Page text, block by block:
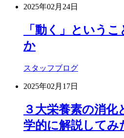
2025年02月24日
「動く」という
か
スタッフブログ
2025年02月17日
３大栄養素の消
学的に解説してみ